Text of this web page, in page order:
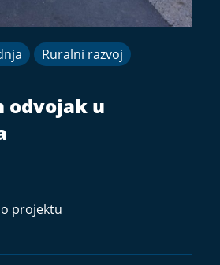
Ruralni razvoj
odvojak u
projektu